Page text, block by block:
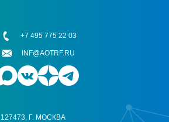
127473, Г. МОСКВА
+7 495 775 22 03
INF@AOTRF.RU